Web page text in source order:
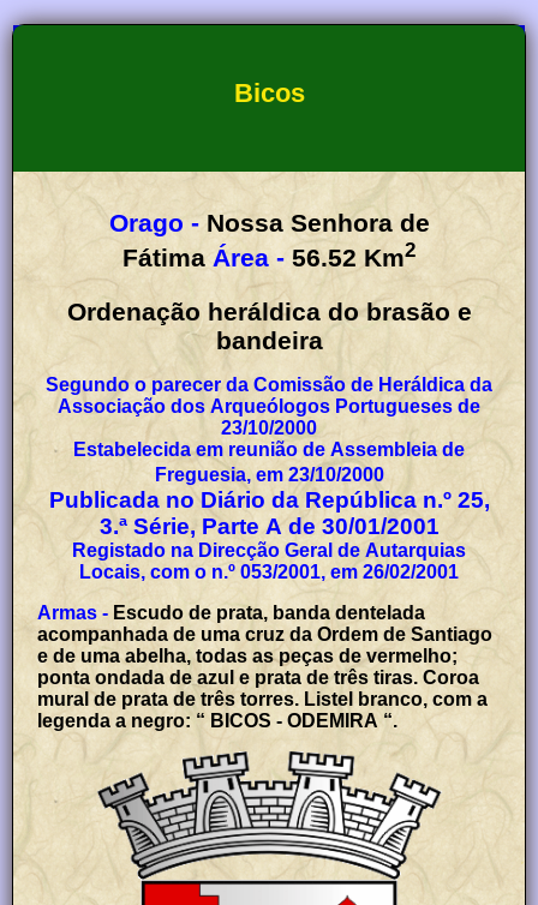
Bicos
Orago - Nossa Senhora de
Fátima Área - 56.52 Km2
Ordenação heráldica do brasão e
bandeira
Segundo o parecer da Comissão de Heráldica da
Associação dos Arqueólogos Portugueses de
23/10/2000
Estabelecida em reunião de Assembleia de
Freguesia, em 23/10/2000
Publicada no Diário da República n.º 25,
3.ª Série, Parte A de 30/01/2001
Registado na Direcção Geral de Autarquias
Locais, com o n.º 053/2001, em 26/02/2001
Armas - Escudo de prata, banda dentelada
acompanhada de uma cruz da Ordem de Santiago
e de uma abelha, todas as peças de vermelho;
ponta ondada de azul e prata de três tiras. Coroa
mural de prata de três torres. Listel branco, com a
legenda a negro: “ BICOS - ODEMIRA “.